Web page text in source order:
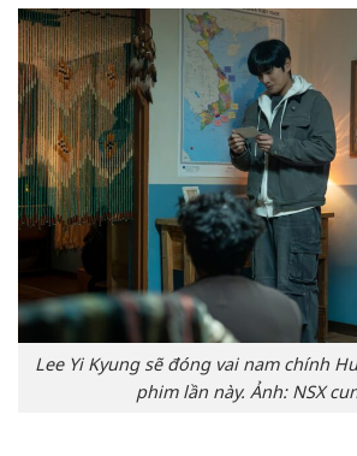
Lee Yi Kyung sẽ đóng vai nam chính
phim lần này. Ảnh: NSX